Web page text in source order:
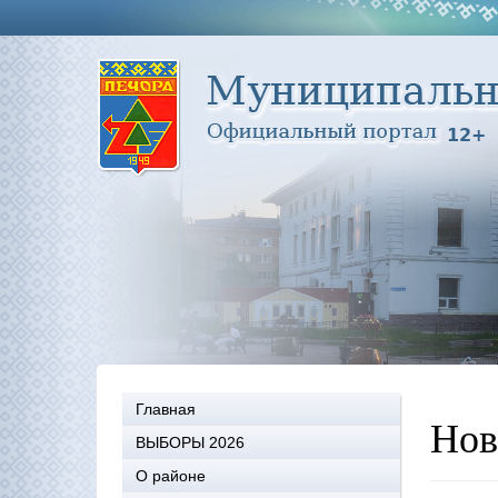
Главная
ВЫБОРЫ 2026
О районе